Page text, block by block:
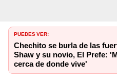
PUEDES VER:
Chechito se burla de las
Shaw y su novio, El Prefe:
cerca de donde vive'